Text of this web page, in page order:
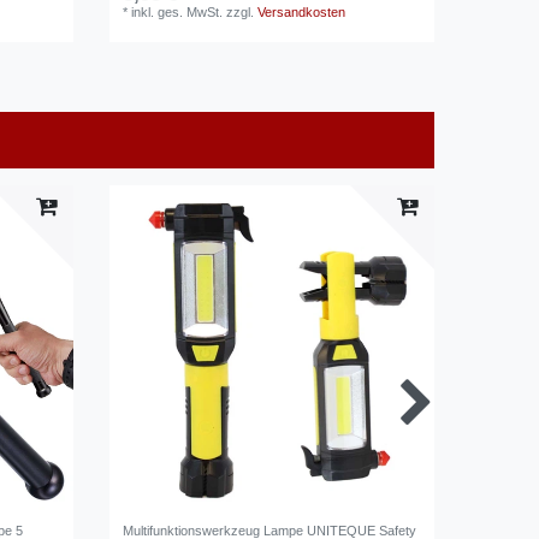
*inkl. ges. MwSt. zzgl.Versandkosten
5
Multifunktionswerkzeug Lampe UNITEQUE Safety